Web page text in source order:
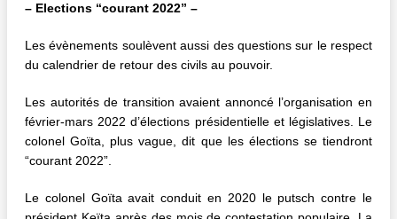
– Elections “courant 2022” –
Les évènements soulèvent aussi des questions sur le respect
du calendrier de retour des civils au pouvoir.
Les autorités de transition avaient annoncé l’organisation en
février-mars 2022 d’élections présidentielle et législatives. Le
colonel Goïta, plus vague, dit que les élections se tiendront
“courant 2022”.
Le colonel Goïta avait conduit en 2020 le putsch contre le